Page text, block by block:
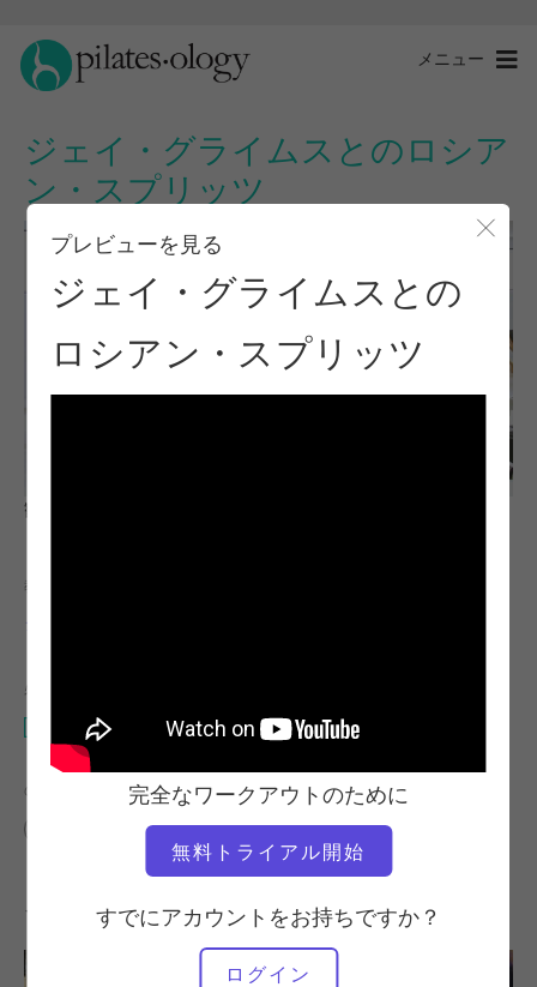
メニュー
ジェイ・グライムスとのロシア
ン・スプリッツ
モ
プレビューを見る
ジェイ・グライムスとの
ロシアン・スプリッツ
完全なワークアウトのために
無料トライアル開始
すでにアカウントをお持ちですか？
ログイン
観察と学習
教師
ジェイ・グライムス
必要な機材
リフォーマー
の類似クラスを検索
リフォーマー
その他のワークアウト